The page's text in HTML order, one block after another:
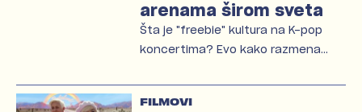
arenama širom sveta
Šta je "freebie" kultura na K-pop
koncertima? Evo kako razmena…
FILMOVI